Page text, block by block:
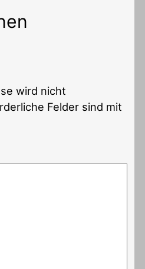
wird nicht
Felder sind mit